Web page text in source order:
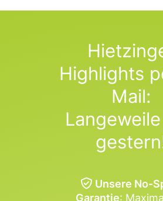
Highlights
Mail:
Unsere No-
Garantie: